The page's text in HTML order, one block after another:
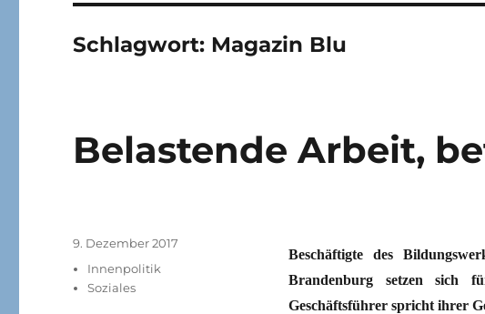
Schlagwort: Magazin Blu
Belastende Arbeit,
Beschäftigte des
Brandenburg setzen sich
Geschäftsführer spricht ihrer
Veröffentlicht
9. Dezember 2017
Kategorien
Innenpolitik
Soziales